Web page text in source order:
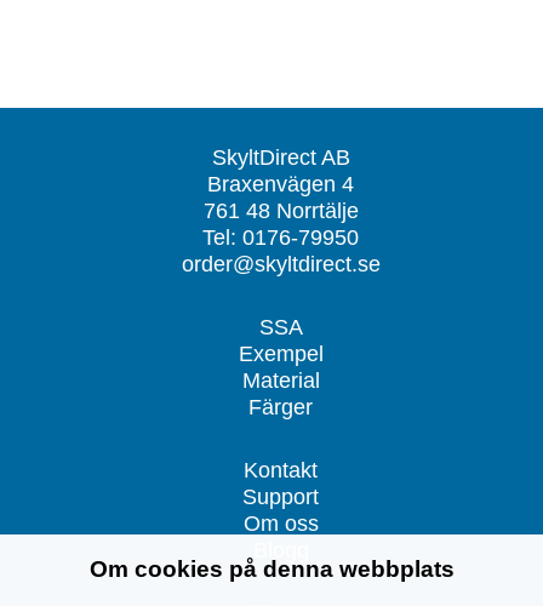
SkyltDirect AB
Braxenvägen 4
761 48 Norrtälje
Tel: 0176-79950
order@skyltdirect.se
SSA
Exempel
Material
Färger
Kontakt
Support
Om oss
Om cookies på denna webbplats